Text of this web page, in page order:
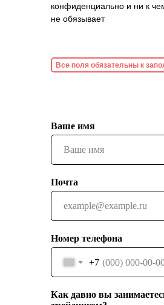
Все поля обязательны к
конфиденциально и ни к
не обязывает
Ваше имя
Почта
Номер телефона
+7
Как давно вы